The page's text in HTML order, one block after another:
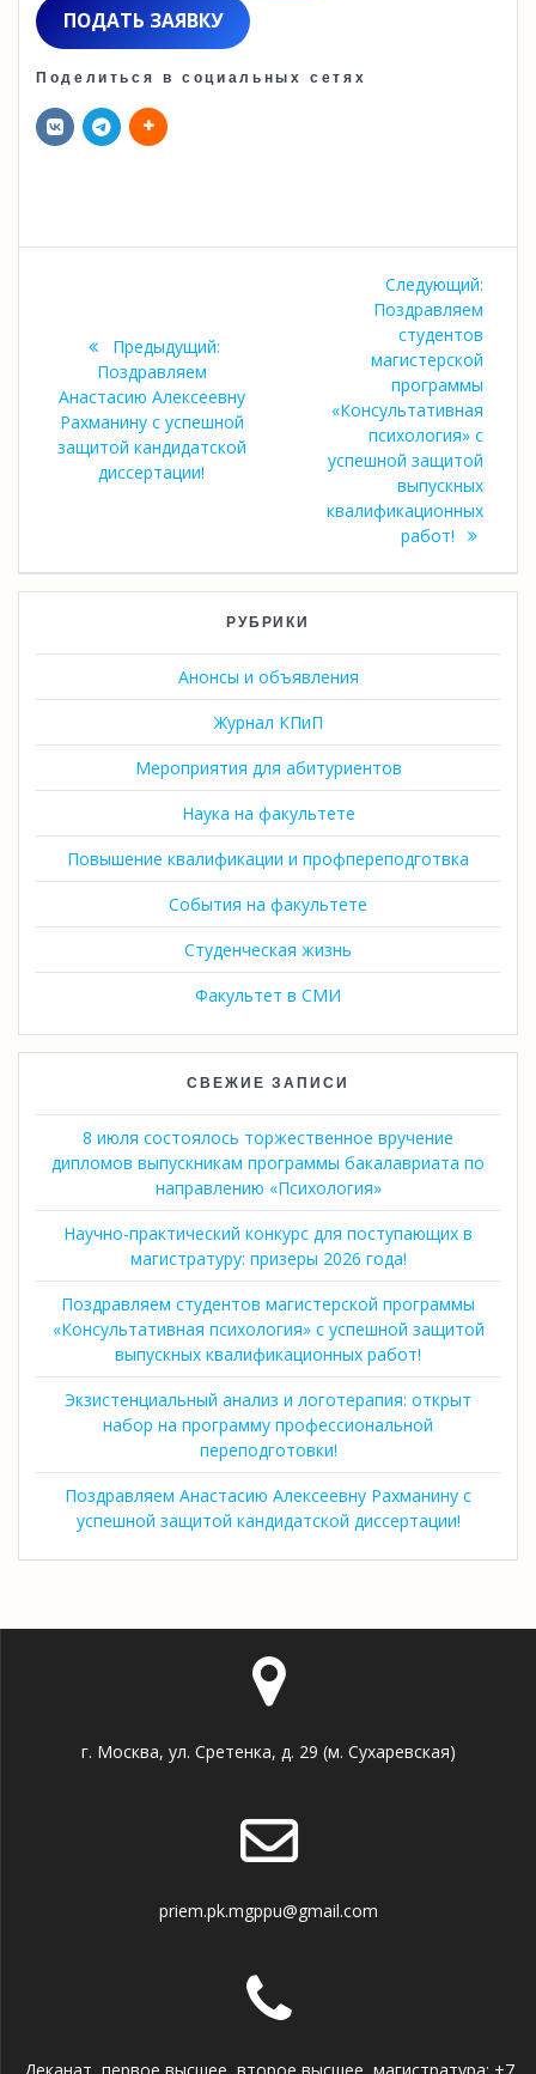
ПОДАТЬ ЗАЯВКУ
Поделиться в социальных сетях
записям
Предыдущий:Предыдущая
Поздравляем
Анастасию Алексеевну
Рахманину с успешной
защитой кандидатской
диссертации!
Следующий:
Поздравляем
студентов
магистерской
программы
«Консультативная
психология» с
успешной защитой
выпускных
квалификационных
работ!
РУБРИКИ
Анонсы и объявления
Журнал КПиП
Мероприятия для абитуриентов
Наука на факультете
Повышение квалификации и профпереподготвка
События на факультете
Студенческая жизнь
Факультет в СМИ
СВЕЖИЕ ЗАПИСИ
8 июля состоялось торжественное вручение
дипломов выпускникам программы бакалавриата по
направлению «Психология»
Научно-практический конкурс для поступающих в
магистратуру: призеры 2026 года!
Поздравляем студентов магистерской программы
«Консультативная психология» с успешной защитой
выпускных квалификационных работ!
Экзистенциальный анализ и логотерапия: открыт
набор на программу профессиональной
переподготовки!
Поздравляем Анастасию Алексеевну Рахманину с
успешной защитой кандидатской диссертации!
г. Москва, ул. Сретенка, д. 29 (м. Сухаревская)
priem.pk.mgppu@gmail.com